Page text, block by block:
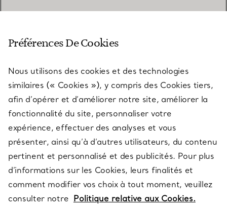
SERVICES
À PROPOS
QUESTIONS LÉGALES
SUIVEZ-NOUS
Préférences De Cookies
Nous utilisons des cookies et des technologies
similaires (« Cookies »), y compris des Cookies tiers,
afin d’opérer et d’améliorer notre site, améliorer la
fonctionnalité du site, personnaliser votre
expérience, effectuer des analyses et vous
présenter, ainsi qu’à d’autres utilisateurs, du contenu
pertinent et personnalisé et des publicités. Pour plus
d’informations sur les Cookies, leurs finalités et
comment modifier vos choix à tout moment, veuillez
consulter notre Politique relative aux Cookies.